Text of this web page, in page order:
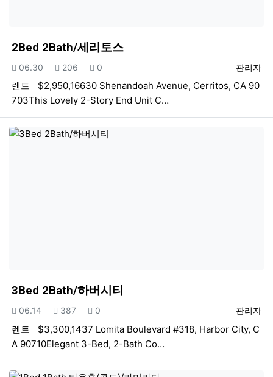
2Bed 2Bath/세리토스
등록자
관리자
등록일
06.30 조회
206 추천
0
렌트
$2,950,16630 Shenandoah Avenue, Cerritos, CA 90
703This Lovely 2-Story End Unit C…
3Bed 2Bath/하버시티
등록자
관리자
등록일
06.14 조회
387 추천
0
렌트
$3,300,1437 Lomita Boulevard #318, Harbor City, C
A 90710Elegant 3-Bed, 2-Bath Co…